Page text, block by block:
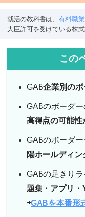
就活の教科書は、 有料職
大臣許可を受けている株
この
GAB企業別の
GABのボーダー
高得点の可能性
GABのボーダー
陽ホールディン
GABの足きりラ
題集・アプリ
⇨GABを本番形